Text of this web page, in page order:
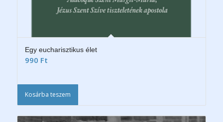
Egy eucharisztikus élet
990 Ft
Kosárba teszem